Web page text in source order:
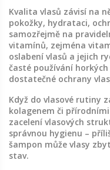
Kvalita vlasů závisí na
pokožky, hydrataci,
samozřejmě na
vitamínů, zejména
oslabení vlasů a jejich
časté používání
dostatečné ochrany
Když do vlasové rutiny
kolagenem či
zacelení vlasových
správnou hygienu –
šampon může vlasy
stav.